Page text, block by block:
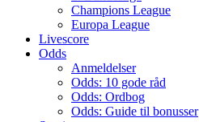
Champions League
Europa League
Livescore
Odds
Anmeldelser
Odds: 10 gode råd
Odds: Ordbog
Odds: Guide til bonusser